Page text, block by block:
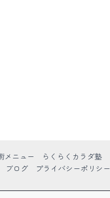
メニュー
らくらくカラダ塾
ブログ プライバシーポリシー